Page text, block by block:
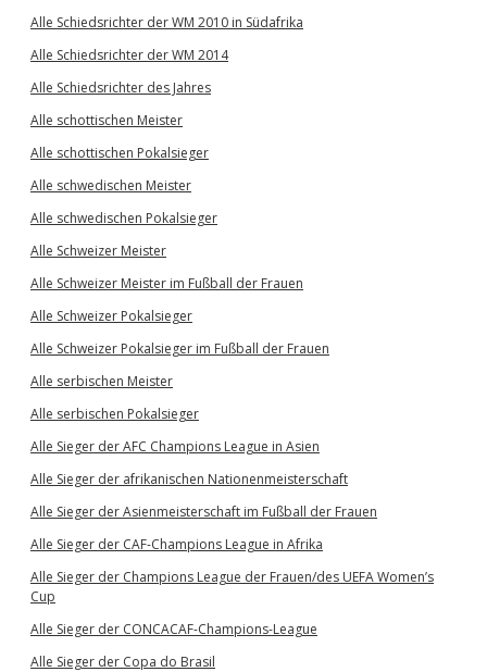
Alle Schiedsrichter der WM 2010 in Südafrika
Alle Schiedsrichter der WM 2014
Alle Schiedsrichter des Jahres
Alle schottischen Meister
Alle schottischen Pokalsieger
Alle schwedischen Meister
Alle schwedischen Pokalsieger
Alle Schweizer Meister
Alle Schweizer Meister im Fußball der Frauen
Alle Schweizer Pokalsieger
Alle Schweizer Pokalsieger im Fußball der Frauen
Alle serbischen Meister
Alle serbischen Pokalsieger
Alle Sieger der AFC Champions League in Asien
Alle Sieger der afrikanischen Nationenmeisterschaft
Alle Sieger der Asienmeisterschaft im Fußball der Frauen
Alle Sieger der CAF-Champions League in Afrika
Alle Sieger der Champions League der Frauen/des UEFA Women’s
Cup
Alle Sieger der CONCACAF-Champions-League
Alle Sieger der Copa do Brasil